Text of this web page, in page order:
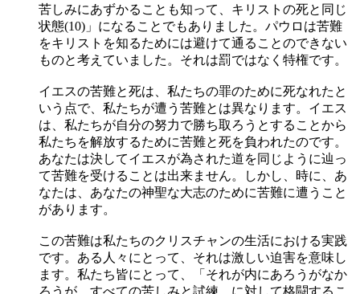
苦しみにあずかることも知って、キリストの死と同じ
状態(10)」になることでもありました。パウロは苦難
をキリストを知るためには避けて通ることのできない
ものと考えていました。それは罰ではなく特権です。
イエスの苦難と死は、私たちの罪のために死なれたと
いう点で、私たちが遭う苦難とは異なります。イエス
は、私たちが自分の努力で勝ち取ろうとすることから
私たちを解放するために苦難と死を負われたのです。
あなたは決してイエスが為された道を同じように辿っ
て苦難を受けることは出来ません。しかし、時に、あ
なたは、あなたの神聖な大志のために苦難に遭うこと
があります。
この苦難は私たちのクリスチャンの生活における実践
です。ある人々にとって、それは激しい迫害を意味し
ます。私たち皆にとって、「それが内にあろうがなか
ろうが、すべての苦しみと試練…に対して格闘するこ